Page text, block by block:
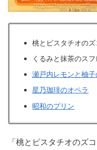
桃とピスタチオの
くるみと抹茶のス
瀬戸内レモンと柚
星乃珈琲のオペラ
昭和のプリン
「桃とピスタチオのズ